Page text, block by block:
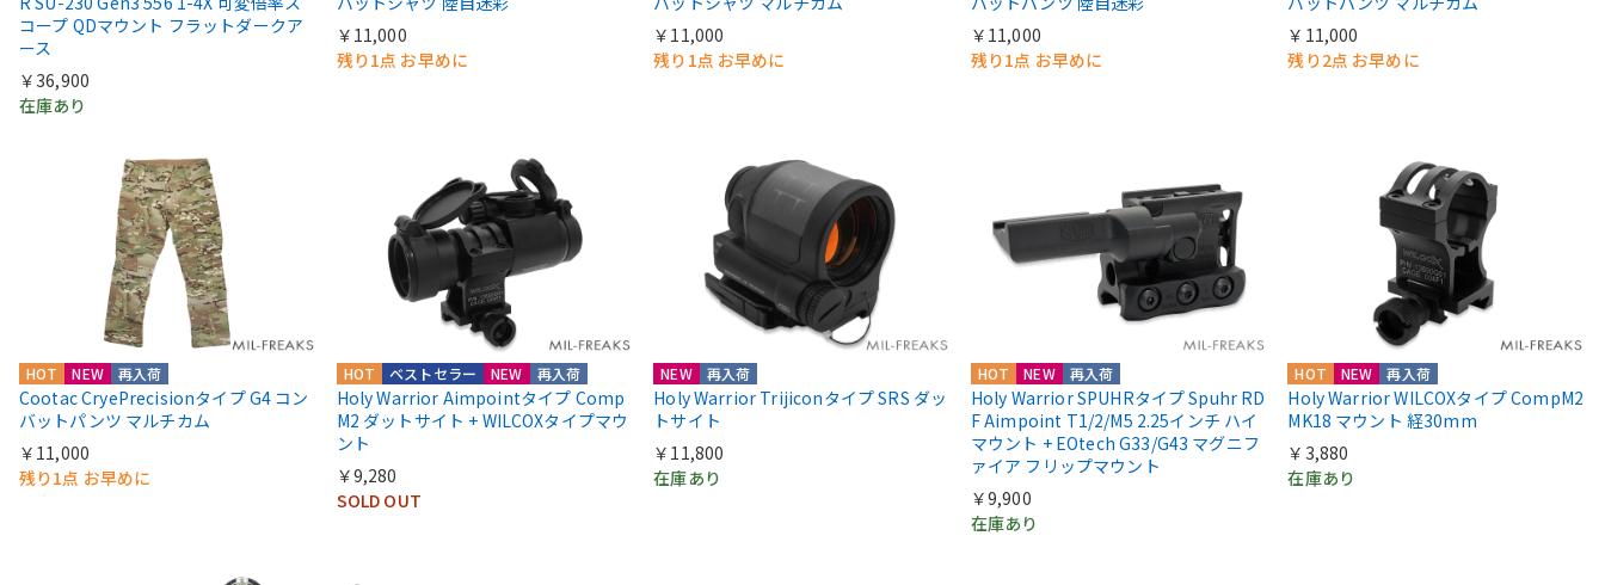
コープ QDマウント フラットダークア
ース
￥36,900
在庫あり
￥11,000
残り1点 お早めに
￥11,000
残り1点 お早めに
￥11,000
残り1点 お早めに
￥11,000
残り2点 お早めに
HOT NEW 再入荷
Cootac CryePrecisionタイプ G4 コン
バットパンツ マルチカム
￥11,000
残り1点 お早めに
HOT NEW 再入荷
ベストセラー
Holy Warrior Aimpointタイプ Comp
M2 ダットサイト + WILCOXタイプマウ
ント
￥9,280
SOLD OUT
NEW 再入荷
Holy Warrior Trijiconタイプ SRS ダッ
トサイト
￥11,800
在庫あり
HOT NEW 再入荷
Holy Warrior SPUHRタイプ Spuhr RD
F Aimpoint T1/2/M5 2.25インチ ハイ
マウント + EOtech G33/G43 マグニフ
ァイア フリップマウント
￥9,900
在庫あり
HOT NEW 再入荷
Holy Warrior WILCOXタイプ CompM2
MK18 マウント 経30mm
￥3,880
在庫あり